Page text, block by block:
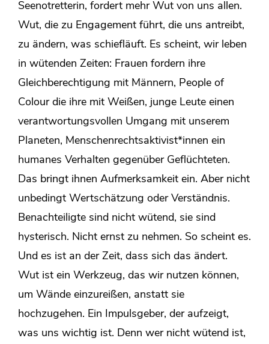
Seenotretterin, fordert mehr Wut von uns allen.
Wut, die zu Engagement führt, die uns antreibt,
zu ändern, was schiefläuft. Es scheint, wir leben
in wütenden Zeiten: Frauen fordern ihre
Gleichberechtigung mit Männern, People of
Colour die ihre mit Weißen, junge Leute einen
verantwortungsvollen Umgang mit unserem
Planeten, Menschenrechtsaktivist*innen ein
humanes Verhalten gegenüber Geflüchteten.
Das bringt ihnen Aufmerksamkeit ein. Aber nicht
unbedingt Wertschätzung oder Verständnis.
Benachteiligte sind nicht wütend, sie sind
hysterisch. Nicht ernst zu nehmen. So scheint es.
Und es ist an der Zeit, dass sich das ändert.
Wut ist ein Werkzeug, das wir nutzen können,
um Wände einzureißen, anstatt sie
hochzugehen. Ein Impulsgeber, der aufzeigt,
was uns wichtig ist. Denn wer nicht wütend ist,